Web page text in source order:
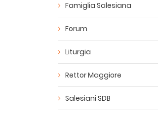
Famiglia Salesiana
Forum
Liturgia
Rettor Maggiore
Salesiani SDB